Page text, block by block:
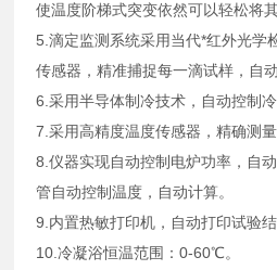
使温度阶梯式突变依然可以轻松将其
5.滴定监测系统采用当代*红外光学
传感器，精准捕捉每一滴试样，自
6.采用半导体制冷技术，自动控制
7.采用高精度温度传感器，精确测量
8.仪器实现自动控制电炉功率，自
管自动控制温度，自动计算。
9.内置热敏打印机，自动打印试验结
10.冷凝浴恒温范围：0-60℃。